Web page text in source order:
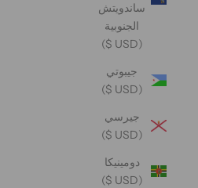
ساندويتش
الجنوبية
(USD $)
جيبوتي
(USD $)
جيرسي
(USD $)
دومينيكا
(USD $)